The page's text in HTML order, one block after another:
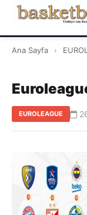
Ana Sayfa ›
EUROLEAGUE